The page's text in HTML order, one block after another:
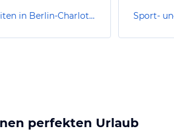
Sehenswürdigkeiten in Berlin-Charlottenburg-Wilmersdorf
perfekten Urlaub